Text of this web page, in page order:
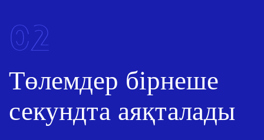
02
Төлемдер бірнеше
секундта аяқталады